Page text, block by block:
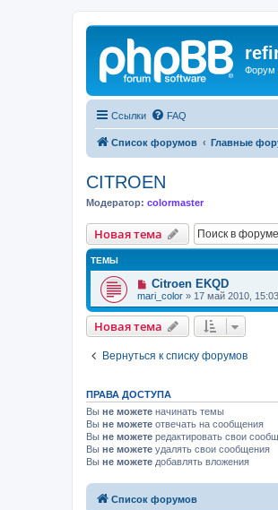
Форум
Ссылки FAQ
Список форумов Главные
CITROEN
Модератор: colormaster
Новая тема
ТЕМЫ
Citroen EKQD
mari_color » 17 май 2010, 15:03
Новая тема
Вернуться к списку форумов
ПРАВА ДОСТУПА
Вы не можете начинать темы
Вы не можете отвечать на сообщения
Вы не можете редактировать свои
Вы не можете удалять свои сообщения
Вы не можете добавлять вложения
Список форумов